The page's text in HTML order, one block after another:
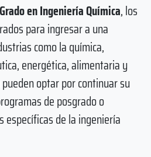
Grado en Ingeniería Química, los
para ingresar a una
como la química,
energética, alimentaria y
optar por continuar su
de posgrado o
específicas de la ingeniería